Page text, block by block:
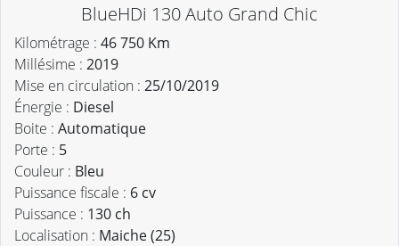
BlueHDi 130 Auto Grand Chic
Kilométrage : 46 750 Km
Millésime : 2019
Mise en circulation : 25/10/2019
Énergie : Diesel
Boite : Automatique
Porte : 5
Couleur : Bleu
Puissance fiscale : 6 cv
Puissance : 130 ch
Localisation : Maiche (25)